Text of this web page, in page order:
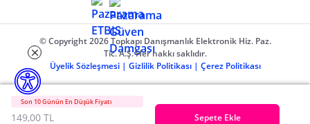
Son 10 Günün En Düşük Fiyatı
149,00 TL Sepete Ekle
© Copyright 2026 Topkapı Danışmanlık Elektronik Hiz. Paz.
Tic. A.Ş. Her hakkı saklıdır.
Üyelik Sözleşmesi | Gizlilik Politikası | Çerez Politikası